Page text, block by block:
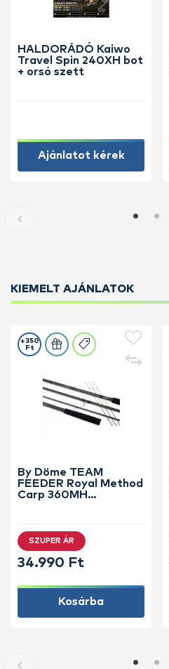
HALDORÁDÓ Kaiwo
Travel Spin 240XH bot
+ orsó szett
Ajánlatot kérek
KIEMELT AJÁNLATOK
By Döme TEAM
FEEDER Royal Method
Carp 360MH
+350
Ft
SZUPER ÁR
34.990 Ft
Kosárba